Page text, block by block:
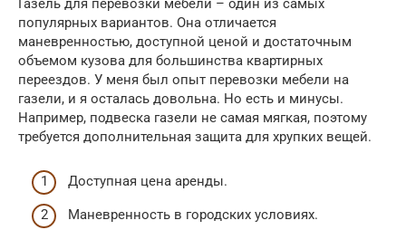
Газель для перевозки мебели – один из самых
популярных вариантов. Она отличается
маневренностью, доступной ценой и достаточным
объемом кузова для большинства квартирных
переездов. У меня был опыт перевозки мебели на
газели, и я осталась довольна. Но есть и минусы.
Например, подвеска газели не самая мягкая, поэтому
требуется дополнительная защита для хрупких вещей.
Доступная цена аренды.
Маневренность в городских условиях.